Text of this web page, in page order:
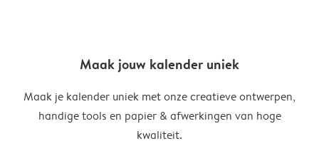
Maak jouw kalender uniek
Maak je kalender uniek met onze creatieve ontwerpen,
handige tools en papier & afwerkingen van hoge
kwaliteit.